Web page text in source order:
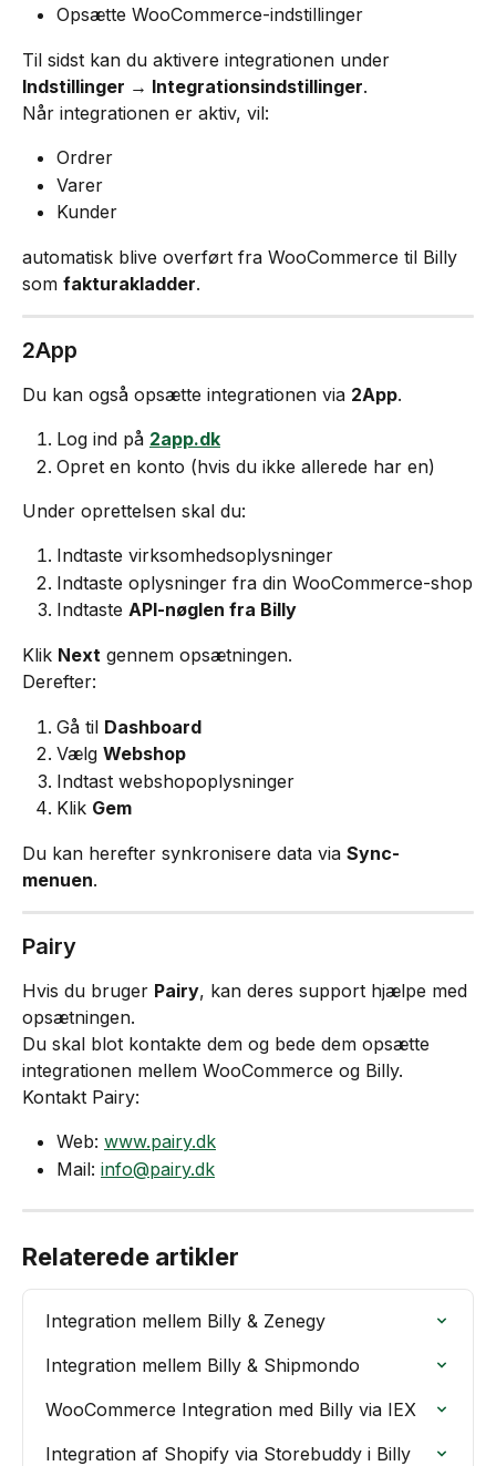
Opsætte WooCommerce-indstillinger
Til sidst kan du aktivere integrationen under
Indstillinger → Integrationsindstillinger.
Når integrationen er aktiv, vil:
Ordrer
Varer
Kunder
automatisk blive overført fra WooCommerce til Billy
som fakturakladder.
2App
Du kan også opsætte integrationen via 2App.
Log ind på 2app.dk
Opret en konto (hvis du ikke allerede har en)
Under oprettelsen skal du:
Indtaste virksomhedsoplysninger
Indtaste oplysninger fra din WooCommerce-shop
Indtaste API-nøglen fra Billy
Klik Next gennem opsætningen.
Derefter:
Gå til Dashboard
Vælg Webshop
Indtast webshopoplysninger
Klik Gem
Du kan herefter synkronisere data via Sync-
menuen.
Pairy
Hvis du bruger Pairy, kan deres support hjælpe med
opsætningen.
Du skal blot kontakte dem og bede dem opsætte
integrationen mellem WooCommerce og Billy.
Kontakt Pairy:
Web: www.pairy.dk
Mail: info@pairy.dk
Relaterede artikler
Integration mellem Billy & Zenegy
Integration mellem Billy & Shipmondo
WooCommerce Integration med Billy via IEX
Integration af Shopify via Storebuddy i Billy